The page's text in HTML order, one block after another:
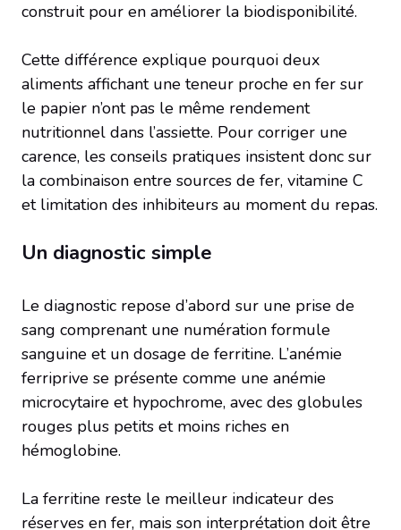
construit pour en améliorer la biodisponibilité.
Cette différence explique pourquoi deux
aliments affichant une teneur proche en fer sur
le papier n’ont pas le même rendement
nutritionnel dans l’assiette. Pour corriger une
carence, les conseils pratiques insistent donc sur
la combinaison entre sources de fer, vitamine C
et limitation des inhibiteurs au moment du repas.
Un diagnostic simple
Le diagnostic repose d’abord sur une prise de
sang comprenant une numération formule
sanguine et un dosage de ferritine. L’anémie
ferriprive se présente comme une anémie
microcytaire et hypochrome, avec des globules
rouges plus petits et moins riches en
hémoglobine.
La ferritine reste le meilleur indicateur des
réserves en fer, mais son interprétation doit être